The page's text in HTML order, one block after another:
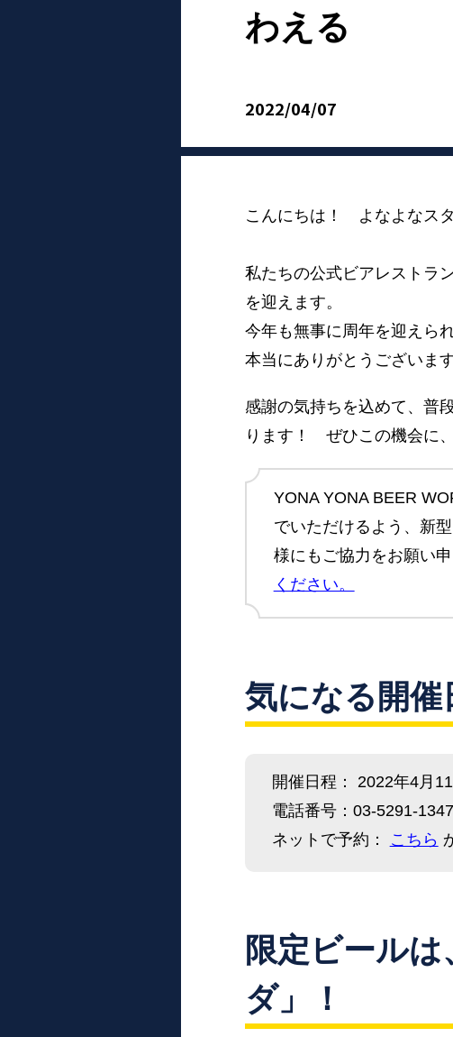
わえる
2022/04/07
こんにちは！ よなよなスタ
私たちの公式ビアレストラ
を迎えます。
今年も無事に周年を迎えら
本当にありがとうございます
感謝の気持ちを込めて、普
ります！ ぜひこの機会に
YONA YONA BEER
でいただけるよう、新
様にもご協力をお願い
ください。
気になる開催
開催日程： 2022年4月
電話番号：03-5291-1347
ネットで予約：
こちら
限定ビール
ダ」！